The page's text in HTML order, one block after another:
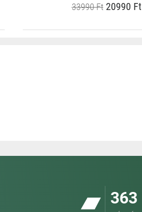
33990 Ft20990 Ft
363